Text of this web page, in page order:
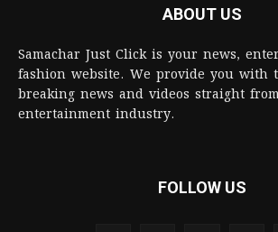
ABOUT US
Samachar Just Click is your news,
fashion website. We provide you with
breaking news and videos straight
entertainment industry.
FOLLOW US